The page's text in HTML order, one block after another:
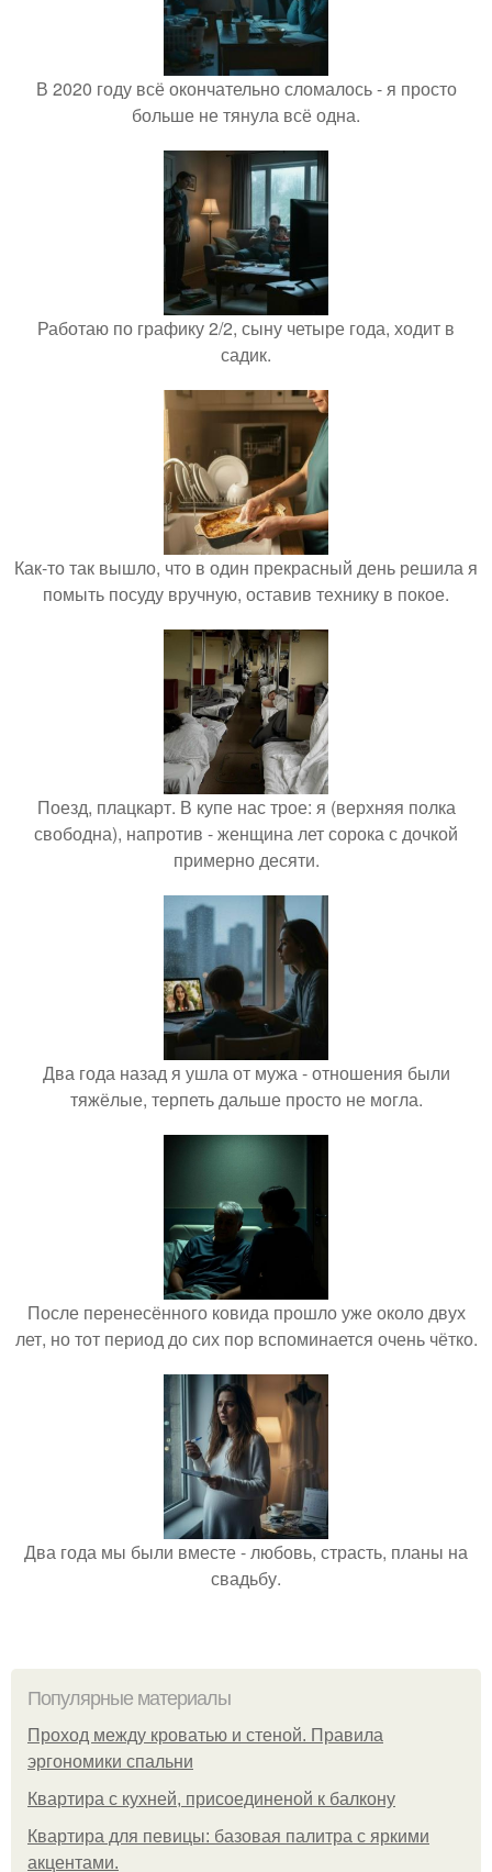
В 2020 году всё окончательно сломалось - я просто
больше не тянула всё одна.
Работаю по графику 2/2, сыну четыре года, ходит в
садик.
Как-то так вышло, что в один прекрасный день решила я
помыть посуду вручную, оставив технику в покое.
Поезд, плацкарт. В купе нас трое: я (верхняя полка
свободна), напротив - женщина лет сорока с дочкой
примерно десяти.
Два года назад я ушла от мужа - отношения были
тяжёлые, терпеть дальше просто не могла.
После перенесённого ковида прошло уже около двух
лет, но тот период до сих пор вспоминается очень чётко.
Два года мы были вместе - любовь, страсть, планы на
свадьбу.
Популярные материалы
Проход между кроватью и стеной. Правила
эргономики спальни
Квартира с кухней, присоединеной к балкону
Квартира для певицы: базовая палитра с яркими
акцентами.